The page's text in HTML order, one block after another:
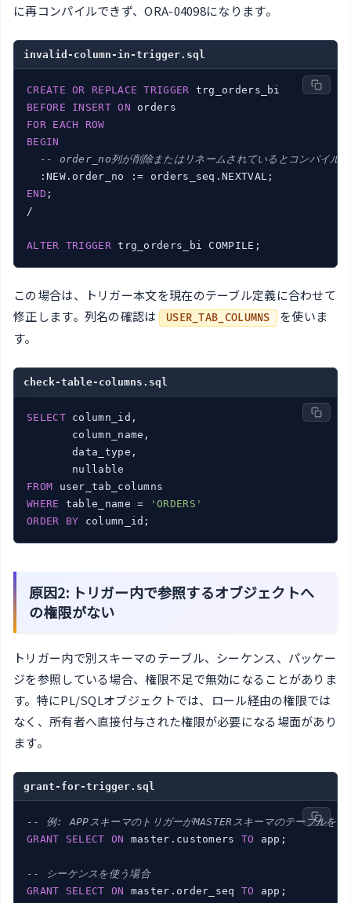
に再コンパイルできず、ORA-04098になります。
invalid-column-in-trigger.sql
CREATE OR REPLACE TRIGGER
BEFORE
INSERT ON
FOR
EACH
ROW
BEGIN
-- order_no列が削除またはリネームされているとコンパイル
END ;
/
ALTER TRIGGER trg_orders_bi COMPILE;
この場合は、トリガー本文を現在のテーブル定義に合わせて
修正します。列名の確認は
USER_TAB_COLUMNS
を使いま
す。
check-table-columns.sql
SELECT column_id,
       column_name,
       data_type,
FROM
WHERE table_name =
'ORDERS'
ORDER
BY column_id;
原因2: トリガー内で参照するオブジェクトへ
の権限がない
トリガー内で別スキーマのテーブル、シーケンス、パッケー
ジを参照している場合、権限不足で無効になることがありま
す。特にPL/SQLオブジェクトでは、ロール経由の権限では
なく、所有者へ直接付与された権限が必要になる場面があり
ます。
grant-for-trigger.sql
-- 例: APPスキーマのトリガーがMASTERスキーマのテーブルを参
GRANT
SELECT ON master.customers TO app;
-- シーケンスを使う場合
GRANT
SELECT ON master.order_seq TO app;